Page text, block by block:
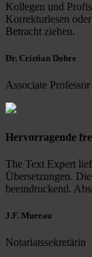
Kollegen und
Korrekturlesen
Betracht ziehen.
Dr. Cristian Dobre
Associate
Hervorragende
The Text Expert
Übersetzungen.
beeindruckend.
J.F. Mureau
Notariatssekretärin